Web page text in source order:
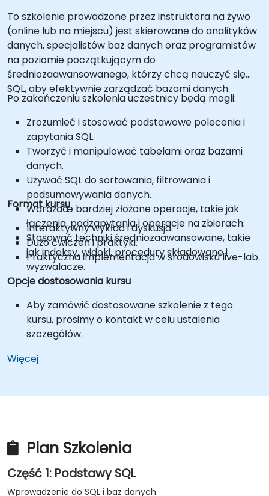
To szkolenie prowadzone przez instruktora na żywo
(online lub na miejscu) jest skierowane do analityków
danych, specjalistów baz danych oraz programistów
na poziomie początkującym do
średniozaawansowanego, którzy chcą nauczyć się
SQL, aby efektywnie zarządzać bazami danych.
Po zakończeniu szkolenia uczestnicy będą mogli:
Zrozumieć i stosować podstawowe polecenia i
zapytania SQL.
Tworzyć i manipulować tabelami oraz bazami
danych.
Używać SQL do sortowania, filtrowania i
podsumowywania danych.
Wdrażaæ bardziej złożone operacje, takie jak
łączenia, podzapytania i operacje na zbiorach.
Stosować techniki średniozaawansowane, takie
jak indeksy, widoki, procedury składowane i
wyzwalacze.
Format kursu
Interaktywny wykład i dyskusja.
Dużo ćwiczeń i praktyki.
Praktyczna implementacja w środowisku live-lab.
Opcje dostosowania kursu
Aby zamówić dostosowane szkolenie z tego
kursu, prosimy o kontakt w celu ustalenia
szczegółów.
Więcej
Plan Szkolenia
Część 1: Podstawy SQL
Wprowadzenie do SQL i baz danych